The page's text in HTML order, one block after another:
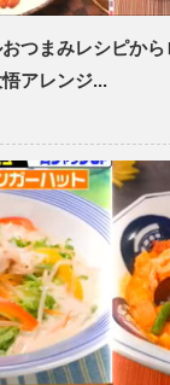
つまみレシピか
アレンジ...